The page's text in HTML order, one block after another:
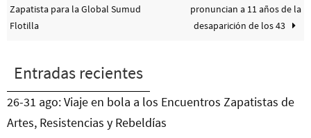
Zapatista para la Global Sumud
Flotilla
pronuncian a 11 años de la
desaparición de los 43
Entradas recientes
26-31 ago: Viaje en bola a los Encuentros Zapatistas de
Artes, Resistencias y Rebeldías